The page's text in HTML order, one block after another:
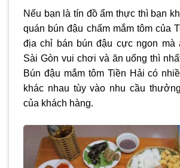
Nếu bạn là tín đồ ẩm thực thì bạn
quán bún đậu chấm mắm tôm của
địa chỉ bán bún đậu cực ngon mà
Sài Gòn vui chơi và ăn uống thì
Bún đậu mắm tôm Tiền Hải có
khác nhau tùy vào nhu cầu
của khách hàng.